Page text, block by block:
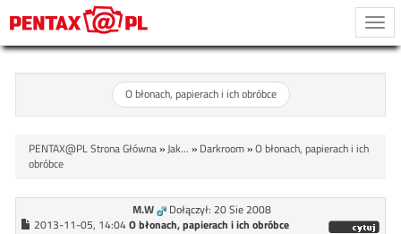
O błonach, papierach i ich obróbce
PENTAX@PL Strona Główna»Jak... » Darkroom»O błonach, papierach i ich
obróbce
M.W
Dołączył: 20 Sie 2008
2013-11-05, 14:04 O błonach, papierach i ich obróbce